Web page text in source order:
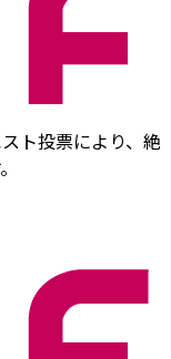
ト投票により、絶